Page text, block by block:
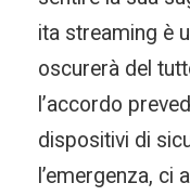
ita streaming è
oscurerà del
l’accordo
dispositivi di
l’emergenza, ci